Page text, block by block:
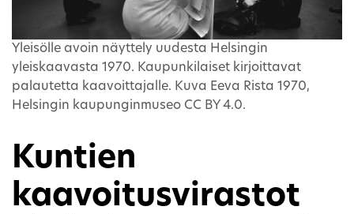
Yleisölle avoin näyttely uudesta Helsingin
yleiskaavasta 1970. Kaupunkilaiset kirjoittavat
palautetta kaavoittajalle. Kuva Eeva Rista 1970,
Helsingin kaupunginmuseo CC BY 4.0.
Kuntien
kaavoitusvirastot